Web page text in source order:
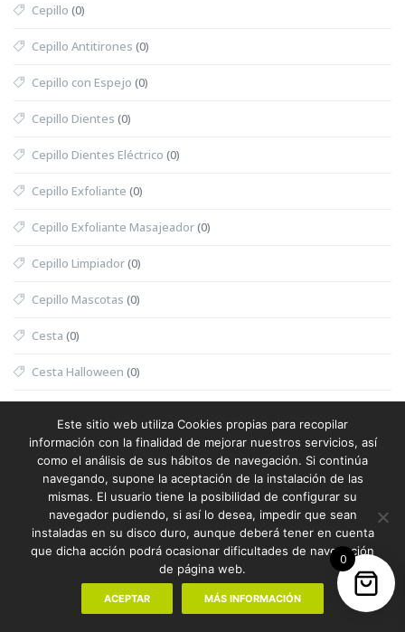
Cepillo (0)
Cepillo Antitirones (0)
Cepillo con Espejo (0)
Cepillo Dientes (0)
Cepillo Dientes Eléctrico (0)
Cepillo Exfoliante (0)
Cepillo Exfoliante Masajeador(0)
Cepillo Limpiador(0)
Cepillo Mascotas (0)
Cesta (0)
Cesta Halloween (0)
Cesta Picnic (0)
Cesta Térmica (0)
Chaleco(1)
Chaleco Mujer(0)
Chaleco Reflectante(0)
0
Este sitio web utiliza Cookies propias para recopilar
información con la finalidad de mejorar nuestros servicios, así
como el análisis de sus hábitos de navegación. Si continúa
navegando, supone la aceptación de la instalación de las
mismas. El usuario tiene la posibilidad de configurar su
navegador pudiendo, si así lo desea, impedir que sean
instaladas en su disco duro, aunque deberá tener en cuenta
que dicha acción podrá ocasionar dificultades de navegación
de página web.
ACEPTAR MÁS INFORMACIÓN